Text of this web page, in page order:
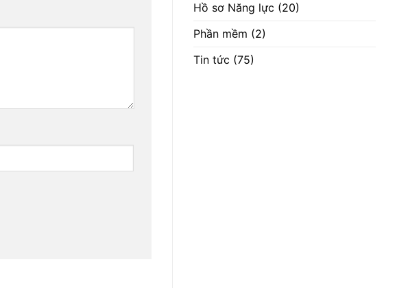
Hồ sơ Năng lực (20)
Phần mềm (2)
Tin tức (75)